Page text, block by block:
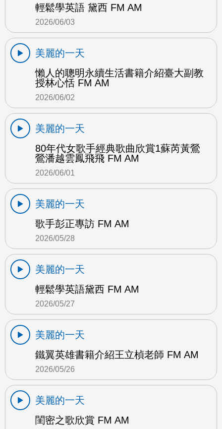
輕鬆學英語 黛西 FM AM
2026/06/03
美麗的一天
懶人的聰明永續生活書籍介紹臺大副教
授林心恬 FM AM
2026/06/02
美麗的一天
80年代女歌手經典歌曲欣賞1蘇芮黃鶯
鶯潘越雲鳳飛飛 FM AM
2026/06/01
美麗的一天
歌手彭正專訪 FM AM
2026/05/28
美麗的一天
輕鬆學英語黛西 FM AM
2026/05/27
美麗的一天
鐵翼英雄書籍介紹王立楨老師 FM AM
2026/05/26
美麗的一天
閨密之歌欣賞 FM AM